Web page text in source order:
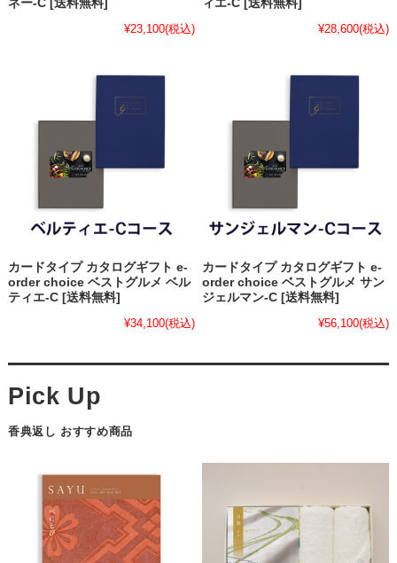
ネー-C [送料無料]
¥23,100(税込)
ィエ-C [送料無料]
¥28,600(税込)
カードタイプ カタログギフト e-
order choice ベストグルメ ベル
ティエ-C [送料無料]
¥34,100(税込)
カードタイプ カタログギフト e-
order choice ベストグルメ サン
ジェルマン-C [送料無料]
¥56,100(税込)
香典返し おすすめ商品